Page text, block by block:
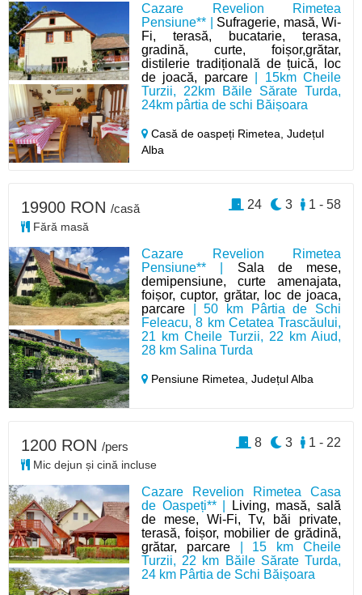
Cazare Revelion Rimetea
Pensiune** | Sufragerie, masă, Wi-
Fi, terasă, bucatarie, terasa,
gradină, curte, foișor,grătar,
distilerie tradițională de țuică, loc
de joacă, parcare| 15km Cheile
Turzii, 22km Băile Sărate Turda,
24km pârtia de schi Băișoara
Casă de oaspeți Rimetea,Județul
Alba
Cazare Revelion Rimetea
Pensiune** | Sala de mese,
demipensiune, curte amenajata,
foișor, cuptor, grătar, loc de joaca,
parcare | 50 km Pârtia de Schi
Feleacu, 8 km Cetatea Trascăului,
21 km Cheile Turzii, 22 km Aiud,
28 km Salina Turda
Pensiune Rimetea,Județul Alba
19900 RON /casă
Fără masă
1 - 58
3
24
Cazare Revelion Rimetea Casa
de Oaspeți** |
Living, masă, sală
de mese, Wi-Fi, Tv, băi private,
terasă, foișor, mobilier de grădină,
grătar, parcare| 15 km Cheile
Turzii, 22 km Băile Sărate Turda,
24 km Pârtia de Schi Băișoara
1200 RON /pers
Mic dejun și cină incluse
1 - 22
3
8